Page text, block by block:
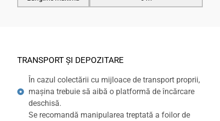
TRANSPORT ȘI DEPOZITARE
În cazul colectării cu mijloace de transport proprii,
mașina trebuie să aibă o platformă de încărcare
deschisă.
Se recomandă manipularea treptată a foilor de